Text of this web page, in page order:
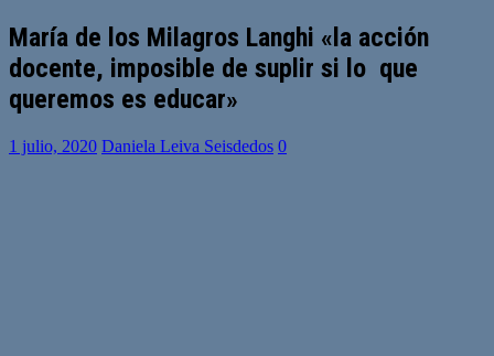
María de los Milagros Langhi «la acción
docente, imposible de suplir si lo que
queremos es educar»
1 julio, 2020 Daniela Leiva Seisdedos 0